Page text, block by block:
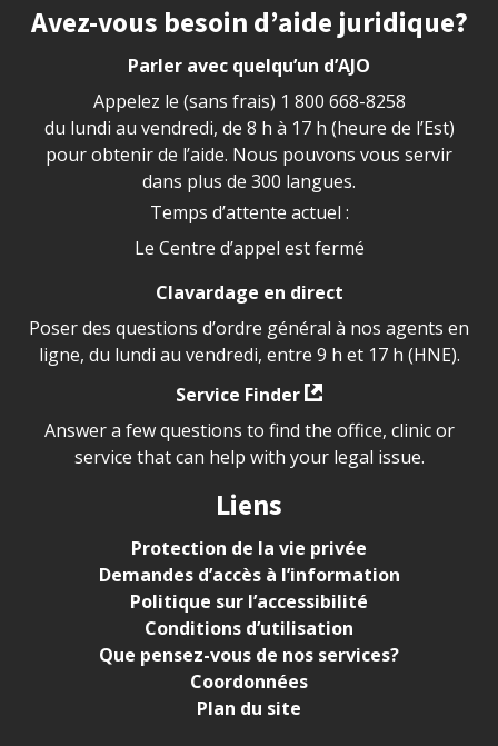
Site footer
Avez-vous besoin d’aide juridique?
Parler avec quelqu’un d’AJO
Appelez le (sans frais) 1 800 668-8258
du lundi au vendredi, de 8 h à 17 h (heure de l’Est)
pour obtenir de l’aide. Nous pouvons vous servir
dans plus de 300 langues.
Temps d’attente actuel :
Le Centre d’appel est fermé
Clavardage en direct
Poser des questions d’ordre général à nos agents en
ligne, du lundi au vendredi, entre 9 h et 17 h (HNE).
Service Finder
Answer a few questions to find the office, clinic or
service that can help with your legal issue.
Liens
Protection de la vie privée
Demandes d’accès à l’information
Politique sur l’accessibilité
Conditions d’utilisation
Que pensez-vous de nos services?
Coordonnées
Plan du site